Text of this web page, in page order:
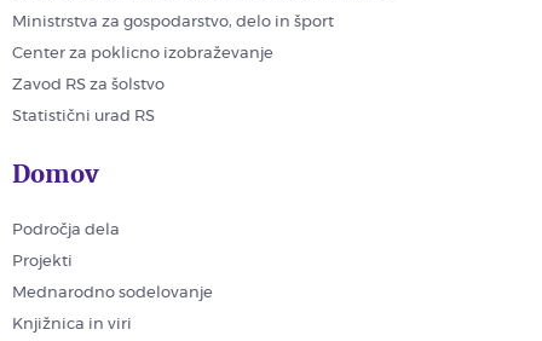
Ministrstva za gospodarstvo, delo in šport
Center za poklicno izobraževanje
Zavod RS za šolstvo
Statistični urad RS
Domov
Področja dela
Projekti
Mednarodno sodelovanje
Knjižnica in viri